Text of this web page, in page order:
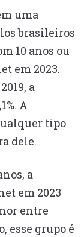
uma
brasileiros
10 anos ou
em 2023.
a
A
tipo
dele.
a
em 2023
entre
esse grupo é